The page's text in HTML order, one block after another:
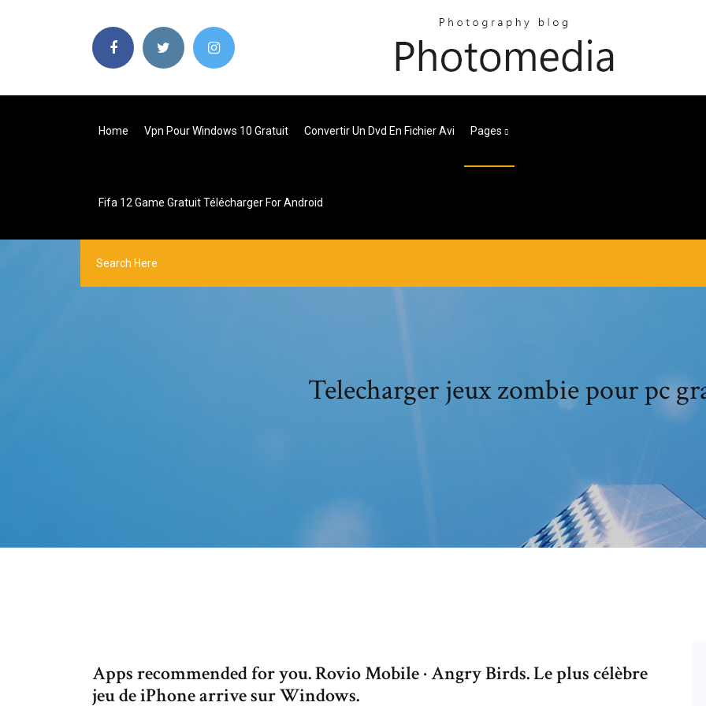
Home Vpn Pour Windows 10 Gratuit Convertir Un Dvd En Fichier Avi Pages
Fifa 12 Game Gratuit Télécharger For Android
Telecharger jeux zombie pour pc
Apps recommended for you. Rovio Mobile · Angry Birds. Le plus célèbre
jeu de iPhone arrive sur Windows.